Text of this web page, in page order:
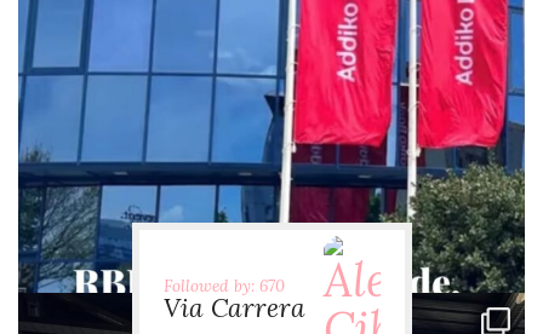
Followed by: 670
Via Carrera
via.carrera
Jul 29